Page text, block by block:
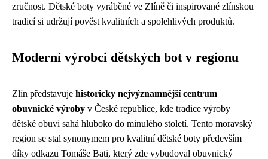
zručnost. Dětské boty vyráběné ve Zlíně či inspirované zlínskou
tradicí si udržují pověst kvalitních a spolehlivých produktů.
Moderní výrobci dětských bot v regionu
Zlín představuje historicky nejvýznamnější centrum
obuvnické výroby v České republice, kde tradice výroby
dětské obuvi sahá hluboko do minulého století. Tento moravský
region se stal synonymem pro kvalitní dětské boty především
díky odkazu Tomáše Bati, který zde vybudoval obuvnický